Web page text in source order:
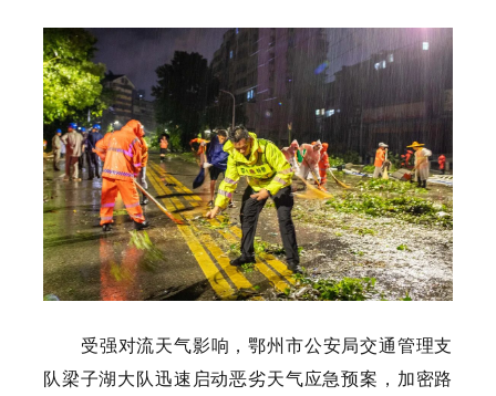
受强对流天气影响，鄂州市公安局交通管理支
队梁子湖大队迅速启动恶劣天气应急预案，加密路